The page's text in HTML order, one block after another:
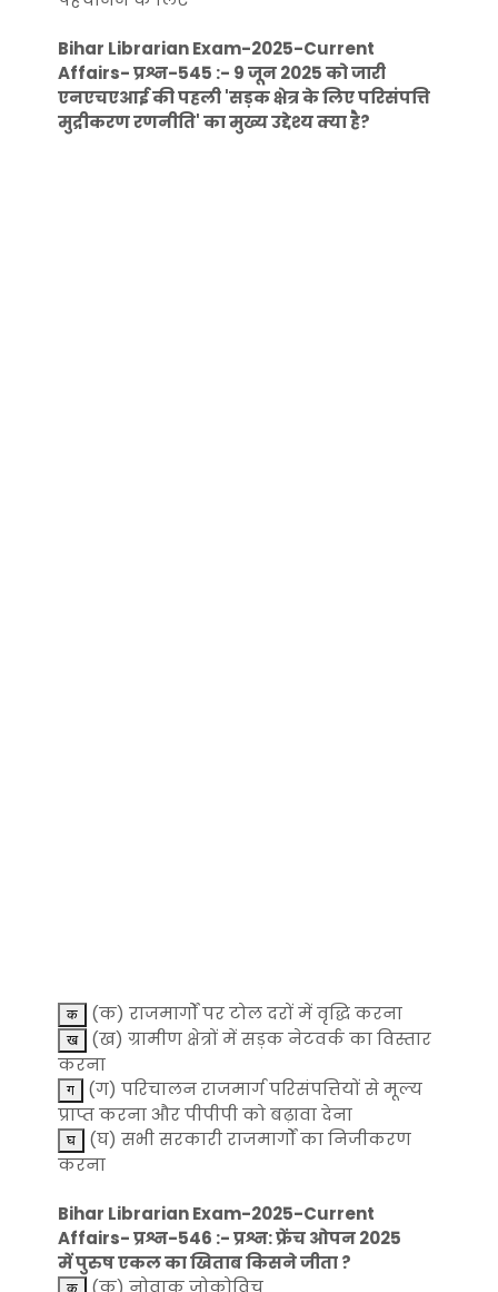
Bihar Librarian Exam-2025-Current
Affairs- प्रश्न-545 :- 9 जून 2025 को जारी
एनएचएआई की पहली 'सड़क क्षेत्र के लिए परिसंपत्ति
मुद्रीकरण रणनीति' का मुख्य उद्देश्य क्या है?
(क) राजमार्गों पर टोल दरों में वृद्धि करना
(ख) ग्रामीण क्षेत्रों में सड़क नेटवर्क का विस्तार
करना
(ग) परिचालन राजमार्ग परिसंपत्तियों से मूल्य
प्राप्त करना और पीपीपी को बढ़ावा देना
(घ) सभी सरकारी राजमार्गों का निजीकरण
करना
Bihar Librarian Exam-2025-Current
Affairs- प्रश्न-546 :- प्रश्न: फ्रेंच ओपन 2025
में पुरुष एकल का खिताब किसने जीता ?
(क) नोवाक जोकोविच